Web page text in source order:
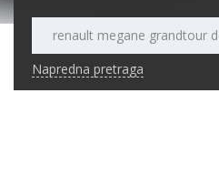
Napredna pretraga